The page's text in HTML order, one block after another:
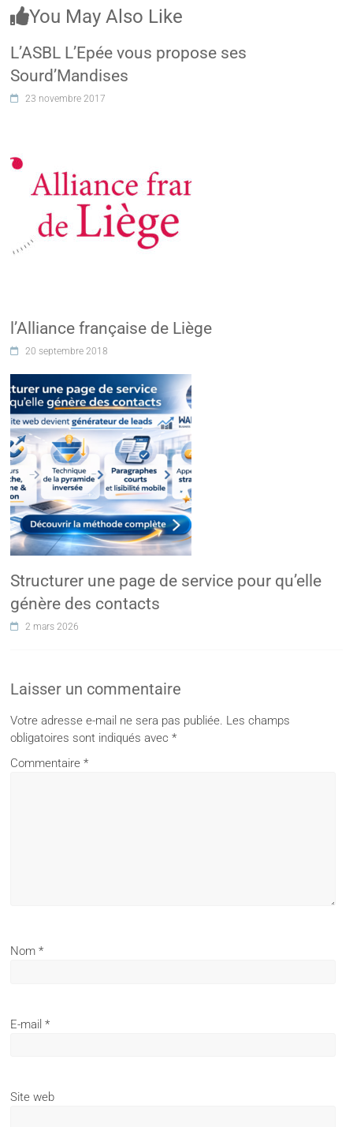
You May Also Like
L’ASBL L’Epée vous propose ses
Sourd’Mandises
23 novembre 2017
l’Alliance française de Liège
20 septembre 2018
Structurer une page de service pour qu’elle
génère des contacts
2 mars 2026
Laisser un commentaire
Votre adresse e-mail ne sera pas publiée. Les champs
obligatoires sont indiqués avec*
Commentaire*
Nom*
E-mail*
Site web